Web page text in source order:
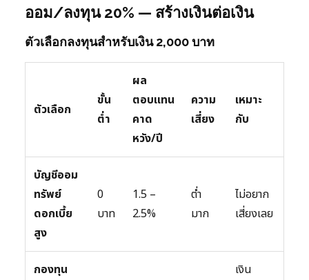
ออม/ลงทุน 20% — สร้างเงินต่อเงิน
ตัวเลือกลงทุนสำหรับเงิน 2,000 บาท
ตัวเลือก
ขั้น
ต่ำ
ผล
ตอบแทน
คาด
หวัง/ปี
ความ
เสี่ยง
เหมาะ
กับ
บัญชีออม
ทรัพย์
ดอกเบี้ย
สูง
0
บาท
1.5 –
2.5%
ต่ำ
มาก
ไม่อยาก
เสี่ยงเลย
กองทุน
เงิน